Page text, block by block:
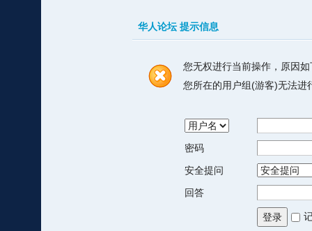
华人论坛 提示信息
您无权进行当前操作，原因如
您所在的用户组(游客)无法进
密码
安全提问
回答
登录